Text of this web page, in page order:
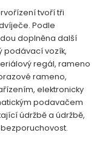
tvoří tři
Podle
doplněna další
podávací vozík,
regál, rameno
rameno,
elektronicky
podavačem
údržbě a údržbě,